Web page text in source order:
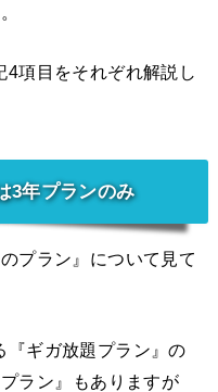
項目をそれぞれ解説し
3年プランのみ
プラン』について見て
ギガ放題プラン』の
ラン』もありますが